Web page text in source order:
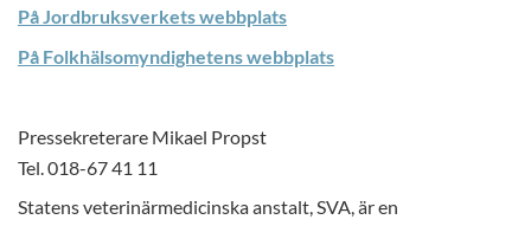
På Jordbruksverkets webbplats
På Folkhälsomyndighetens webbplats
Pressekreterare Mikael Propst
Tel. 018-67 41 11
Statens veterinärmedicinska anstalt, SVA, är en